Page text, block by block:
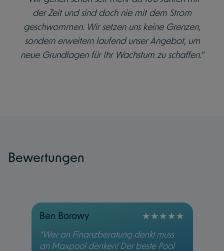
der Zeit und sind doch nie mit dem Strom
geschwommen. Wir setzen uns keine Grenzen,
sondern erweitern laufend unser Angebot, um
neue Grundlagen für Ihr Wachstum zu schaffen."
Bewertungen
Ben Borowy
"Wer an Finanzberatung denkt muss
an Maxpool denken! Der beste Pool